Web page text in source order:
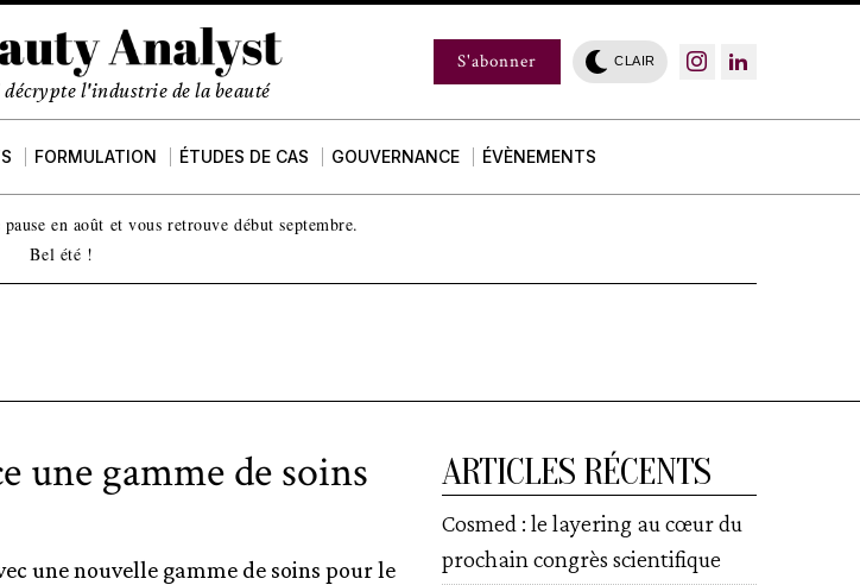
l'industrie de la beauté
S'abonner CLAIR
FORMULATION ÉTUDES DE CAS GOUVERNANCE ÉVÈNEMENTS
en août et vous retrouve début septembre.
Bel été !
une gamme de soins
une nouvelle gamme de soins pour le
ARTICLES RÉCENTS
Cosmed : le layering au cœur du
prochain congrès scientifique